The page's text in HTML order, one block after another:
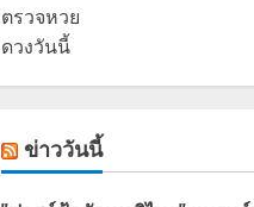
ตรวจหวย
ดวงวันนี้
ข่าววันนี้